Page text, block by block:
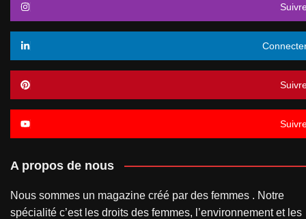
A propos de nous
Nous sommes un magazine créé par des femmes . Notre
spécialité c’est les droits des femmes, l’environnement et les